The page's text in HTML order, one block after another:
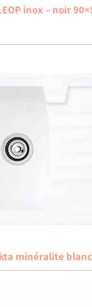
inox – noir
minéralite